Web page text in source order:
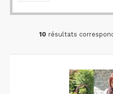
10 résultats